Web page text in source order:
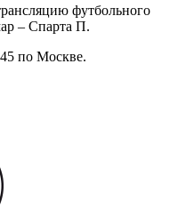
футбольного
– Спарта П.
по Москве.